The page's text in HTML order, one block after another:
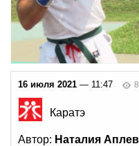
16 июля 2021 — 11:47
Каратэ
Автор: Наталия